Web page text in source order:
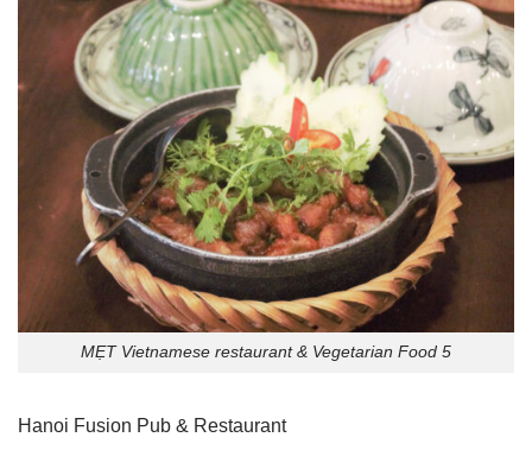
MẸT Vietnamese restaurant & Vegetarian Food 5
Hanoi Fusion Pub & Restaurant